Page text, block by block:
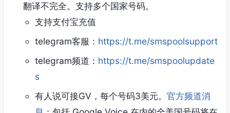
翻译不完全。支持多个国家号码。
支持支付宝充值
telegram客服： https://t.me/smspoolsupport
telegram频道： https://t.me/smspoolupdate
s
有人说可接GV，每个号码3美元。官方频道消